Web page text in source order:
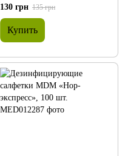
130 грн 135 грн
Купить